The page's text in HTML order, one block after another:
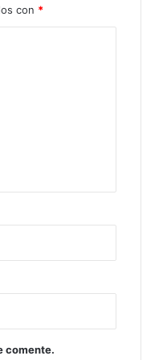
con *
comente.